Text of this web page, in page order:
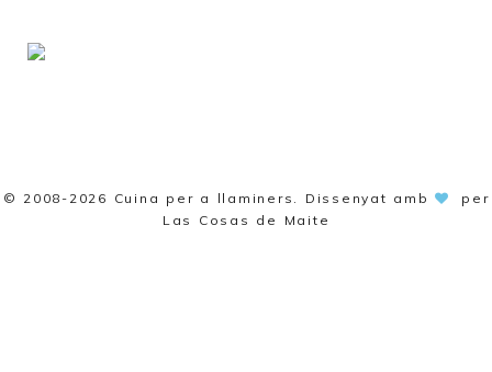
© 2008-2026 Cuina per a llaminers . Dissenyat amb
per
Las Cosas de Maite